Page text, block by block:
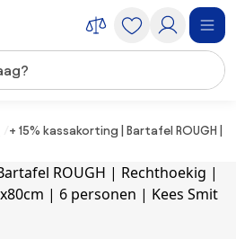
+ 15% kassakorting | Bartafel ROUGH